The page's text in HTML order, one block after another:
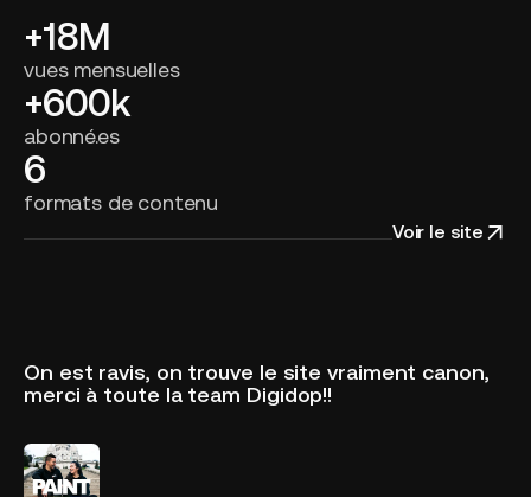
+18M
vues mensuelles
+600k
abonné.es
6
formats de contenu
Voir le site
On est ravis, on trouve le site vraiment canon,
merci à toute la team Digidop!!